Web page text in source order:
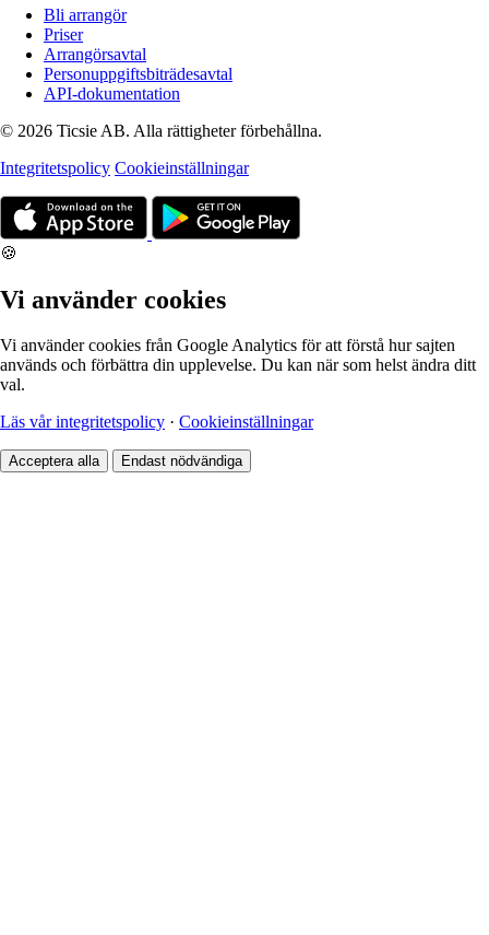
Bli arrangör
Priser
Arrangörsavtal
Personuppgiftsbiträdesavtal
API-dokumentation
© 2026 Ticsie AB. Alla rättigheter förbehållna.
Integritetspolicy Cookieinställningar
🍪
Vi använder cookies
Vi använder cookies från Google Analytics för att förstå hur sajten
används och förbättra din upplevelse. Du kan när som helst ändra ditt
val.
Läs vår integritetspolicy · Cookieinställningar
Acceptera alla Endast nödvändiga